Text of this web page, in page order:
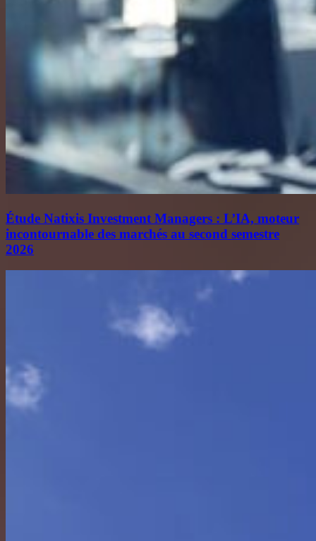
Étude Natixis Investment Managers : L’IA, moteur
incontournable des marchés au second semestre
2026